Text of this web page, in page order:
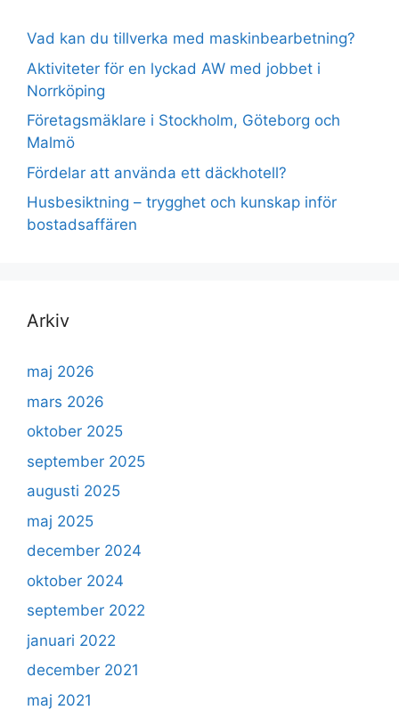
Vad kan du tillverka med maskinbearbetning?
Aktiviteter för en lyckad AW med jobbet i
Norrköping
Företagsmäklare i Stockholm, Göteborg och
Malmö
Fördelar att använda ett däckhotell?
Husbesiktning – trygghet och kunskap inför
bostadsaffären
Arkiv
maj 2026
mars 2026
oktober 2025
september 2025
augusti 2025
maj 2025
december 2024
oktober 2024
september 2022
januari 2022
december 2021
maj 2021